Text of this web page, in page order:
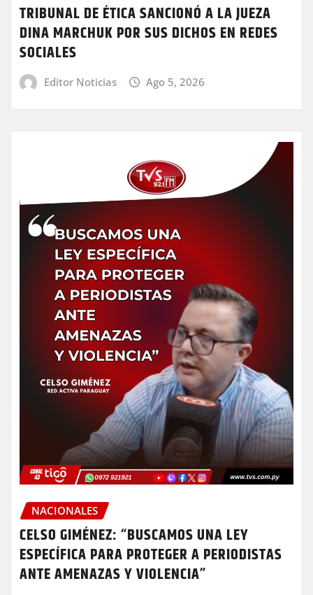
TRIBUNAL DE ÉTICA SANCIONÓ A LA JUEZA
DINA MARCHUK POR SUS DICHOS EN REDES
SOCIALES
Editor Noticias Ago 5, 2026
NACIONALES
CELSO GIMÉNEZ: “BUSCAMOS UNA LEY
ESPECÍFICA PARA PROTEGER A PERIODISTAS
ANTE AMENAZAS Y VIOLENCIA”